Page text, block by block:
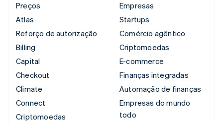
Preços
Atlas
Reforço de autorização
Billing
Capital
Checkout
Climate
Connect
Criptomoedas
Empresas
Startups
Comércio agêntico
Criptomoedas
E-commerce
Finanças integradas
Automação de finanças
Empresas do mundo
todo